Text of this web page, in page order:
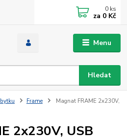
Menu
Hledat
0 ks
za 0 Kč
Frame
Magnat FRAME 2x230V,
2x230V, USB